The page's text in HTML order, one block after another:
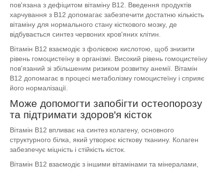
пов'язана з дефіцитом вітаміну B12. Введення продуктів
харчування з B12 допомагає забезпечити достатню кількість
вітаміну для нормального стану кісткового мозку, де
відбувається синтез червоних кров'яних клітин.
Вітамін B12 взаємодіє з фолієвою кислотою, щоб знизити
рівень гомоцистеїну в організмі. Високий рівень гомоцистеїну
пов'язаний зі збільшеним ризиком розвитку анемії. Вітамін
B12 допомагає в процесі метаболізму гомоцистеїну і сприяє
його нормалізації.
Може допомогти запобігти остеопорозу
та підтримати здоров'я кісток
Вітамін B12 впливає на синтез колагену, основного
структурного білка, який утворює кісткову тканину. Колаген
забезпечує міцність і стійкість кісток.
Вітамін B12 взаємодіє з іншими вітамінами та мінералами,